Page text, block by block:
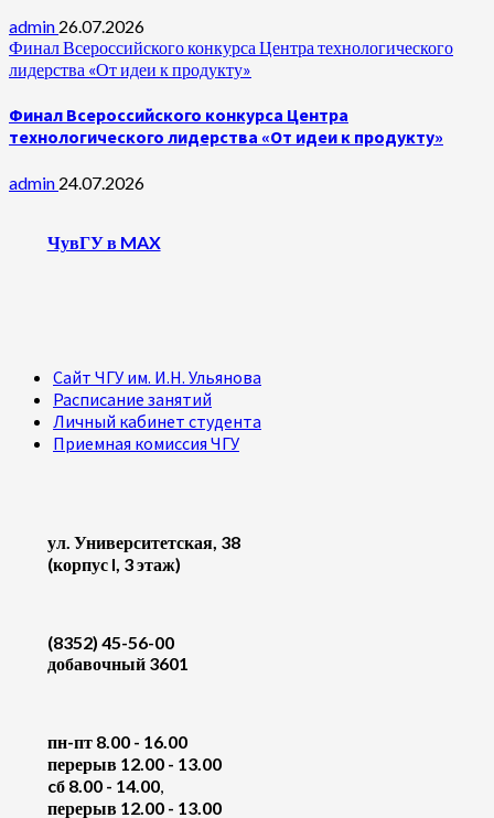
admin 26.07.2026
Финал Всероссийского конкурса Центра технологического
лидерства «От идеи к продукту»
Финал Всероссийского конкурса Центра
технологического лидерства «От идеи к продукту»
admin 24.07.2026
ЧувГУ в MAX
Сайт ЧГУ им. И.Н. Ульянова
Расписание занятий
Личный кабинет студента
Приемная комиссия ЧГУ
ул. Университетская, 38
(корпус I, 3 этаж)
(8352) 45-56-00
добавочный 3601
пн-пт 8.00 - 16.00
перерыв 12.00 - 13.00
cб 8.00 - 14.00,
перерыв 12.00 - 13.00